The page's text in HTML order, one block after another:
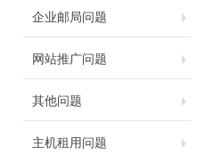
企业邮局问题
网站推广问题
其他问题
主机租用问题